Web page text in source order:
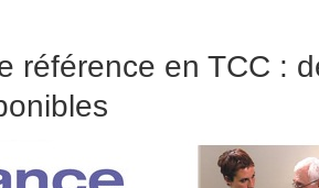
référence en TCC :